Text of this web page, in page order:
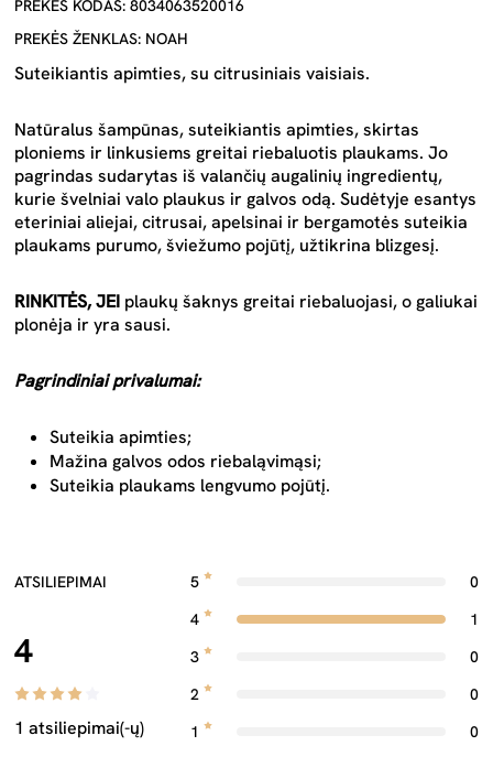
PREKĖS KODAS: 8034063520016
PREKĖS ŽENKLAS: NOAH
Suteikiantis apimties, su citrusiniais vaisiais.
Natūralus šampūnas, suteikiantis apimties, skirtas
ploniems ir linkusiems greitai riebaluotis plaukams. Jo
pagrindas sudarytas iš valančių augalinių ingredientų,
kurie švelniai valo plaukus ir galvos odą. Sudėtyje esantys
eteriniai aliejai, citrusai, apelsinai ir bergamotės suteikia
plaukams purumo, šviežumo pojūtį, užtikrina blizgesį.
RINKITĖS, JEI plaukų šaknys greitai riebaluojasi, o galiukai
plonėja ir yra sausi.
Pagrindiniai privalumai:
Suteikia apimties;
Mažina galvos odos riebaląvimąsi;
Suteikia plaukams lengvumo pojūtį.
ATSILIEPIMAI
4
1 atsiliepimai(-ų)
5
0
4
1
3
0
2
0
1
0